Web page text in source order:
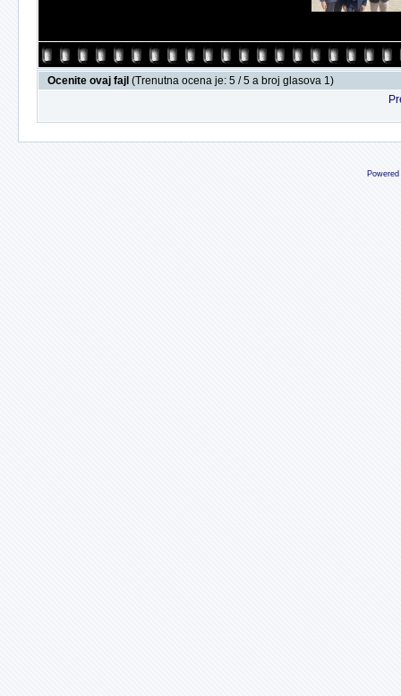
Ocenite ovaj fajl (Trenutna ocena je: 5 / 5 a broj glasova 1)